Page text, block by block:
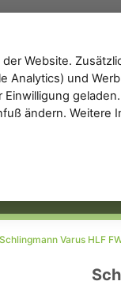
Varus HLF
Website.
Analytics) und
ändern. Weitere